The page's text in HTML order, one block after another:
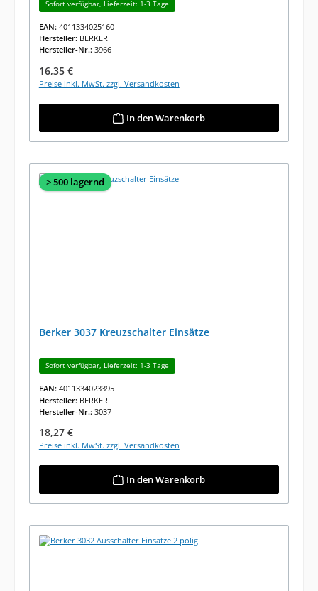
Sofort verfügbar, Lieferzeit: 1-3 Tage
EAN: 4011334025160
Hersteller: BERKER
Hersteller-Nr.: 3966
Regulärer Preis:
16,35 €
Preise inkl. MwSt. zzgl. Versandkosten
In den Warenkorb
> 500 lagernd
Berker 3037 Kreuzschalter Einsätze
Sofort verfügbar, Lieferzeit: 1-3 Tage
EAN: 4011334023395
Hersteller: BERKER
Hersteller-Nr.: 3037
Regulärer Preis:
18,27 €
Preise inkl. MwSt. zzgl. Versandkosten
In den Warenkorb